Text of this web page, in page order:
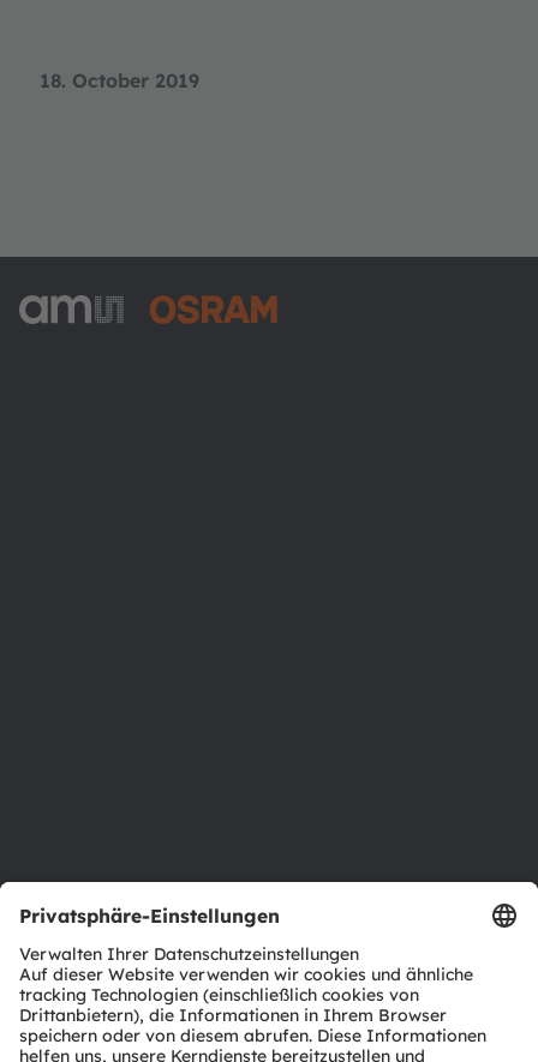
18. October 2019
Produkt Selektor
Download Center
Tools
Kundenanfragen
Technischer Support